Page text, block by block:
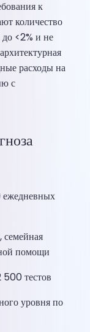
к
количество
до <2% и не
расходы на
с
помощи
тестов
уровня по